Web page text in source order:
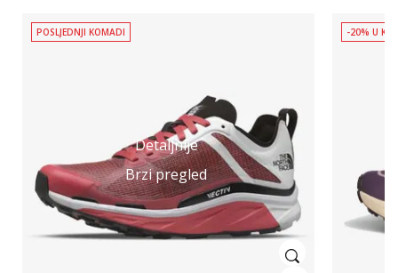
Detaljnije
Brzi pregled
POSLJEDNJI KOMADI -20% U